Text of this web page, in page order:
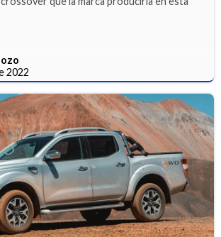
2022